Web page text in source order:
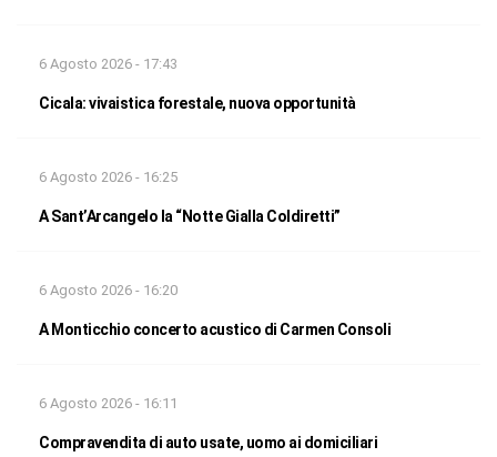
6 Agosto 2026 - 17:43
Cicala: vivaistica forestale, nuova opportunità
6 Agosto 2026 - 16:25
A Sant’Arcangelo la “Notte Gialla Coldiretti”
6 Agosto 2026 - 16:20
A Monticchio concerto acustico di Carmen Consoli
6 Agosto 2026 - 16:11
Compravendita di auto usate, uomo ai domiciliari